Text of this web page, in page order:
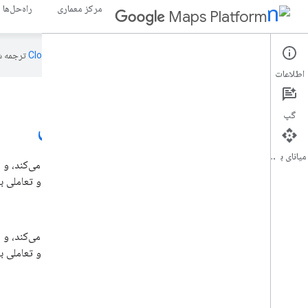
Maps Platform مرکز معماری راه‌حل‌ها
ترجمه
داستان سرایی سه بعدی
راه‌حل داستان‌سرایی سه‌بعدی، داستان‌گویی و نقشه‌برداری را پل می‌کند، و
استفاده از کاشی‌های سه‌بعدی فوتورئالیستی، روایت‌های فراگیر و تعاملی
راه‌حل داستان‌سرایی سه‌بعدی، داستان‌گویی و نقشه‌برداری را پل می‌کند، و
استفاده از کاشی‌های سه‌بعدی فوتورئالیستی، روایت‌های فراگیر و تعاملی
اطلاعات
گپ
میانای برنامه‌سازی کاربردی